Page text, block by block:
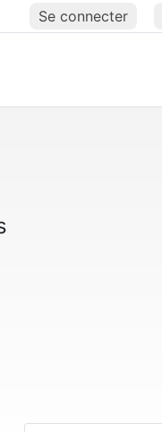
Se connecter